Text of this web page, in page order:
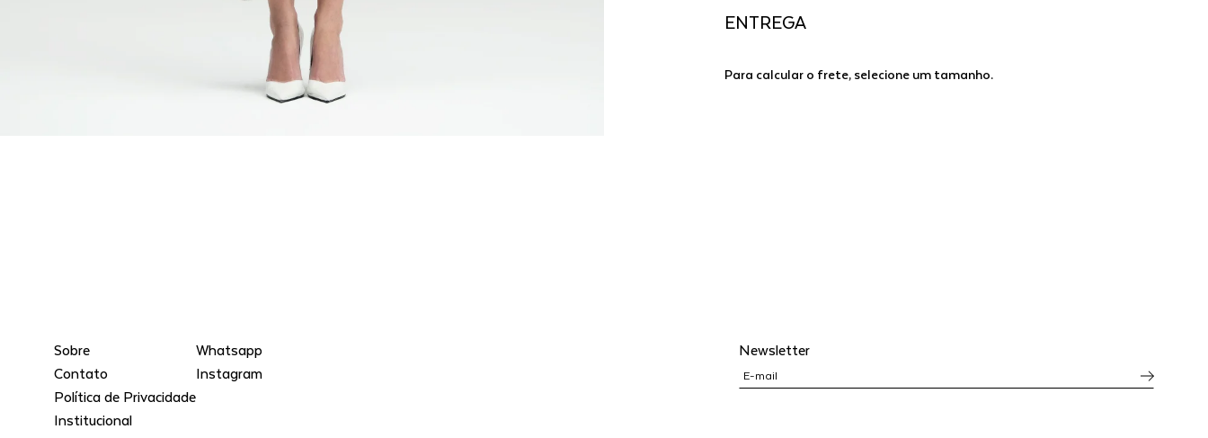
ENTREGA
Para calcular o frete, selecione um tamanho.
Sobre
Contato
Política de Privacidade
Institucional
Whatsapp
Instagram
Newsletter